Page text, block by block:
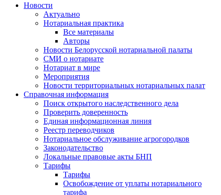
Новости
Актуально
Нотариальная практика
Все материалы
Авторы
Новости Белорусской нотариальной палаты
СМИ о нотариате
Нотариат в мире
Мероприятия
Новости территориальных нотариальных палат
Справочная информация
Поиск открытого наследственного дела
Проверить доверенность
Единая информационная линия
Реестр переводчиков
Нотариальное обслуживание агрогородков
Законодательство
Локальные правовые акты БНП
Тарифы
Тарифы
Освобождение от уплаты нотариального
тарифа